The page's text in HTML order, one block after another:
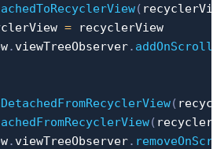
(
= recyclerView
. viewTreeObserver.
(
(
. viewTreeObserver.